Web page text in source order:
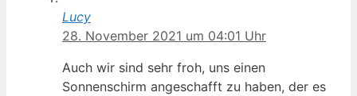
Lucy
28. November 2021 um 04:01 Uhr
Auch wir sind sehr froh, uns einen
Sonnenschirm angeschafft zu haben, der es